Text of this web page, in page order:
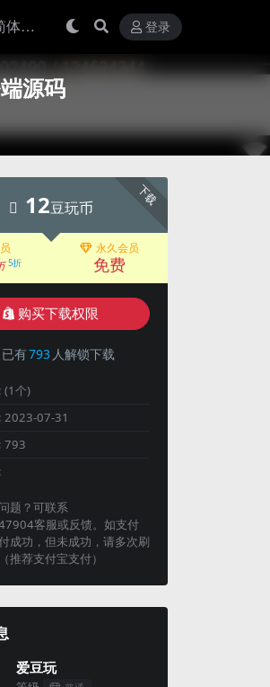
登录
源码
下载
12豆玩币
5折
永久会员
免费
购买下载权限
已有793 人解锁下载
(1个)
2023-07-31
793
题？可联系
客服或反馈。如支付
成功，但未成功，请多次刷
推荐支付宝支付）
爱豆玩